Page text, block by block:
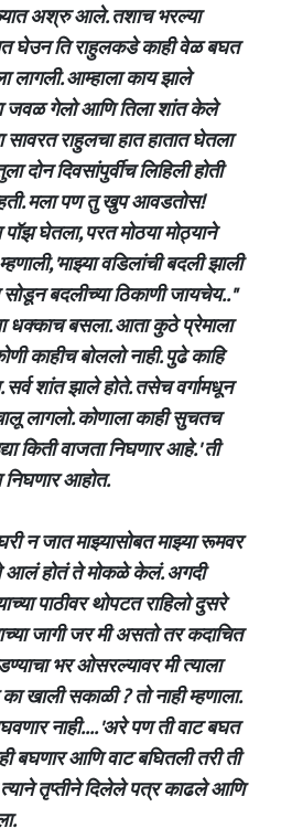
अश्रु आले. तशाच भरल्या
घेउन ति राहुलकडे काही वेळ बघत
लागली. आम्हाला काय झाले
जवळ गेलो आणि तिला शांत केले
राहुलचा हात हातात घेतला
दोन दिवसांपुर्वीच लिहिली होती
मला पण तु खुप आवडतोस!
घेतला, परत मोठया मोठ्याने
'माझ्या वडिलांची बदली झाली
बदलीच्या ठिकाणी जायचेय.."
धक्काच बसला. आता कुठे प्रेमाला
काहीच बोललो नाही. पुढे काहि
सर्व शांत झाले होते. तसेच वर्गामधून
लागलो. कोणाला काही सुचतच
किती वाजता निघणार आहे.' ती
निघणार आहोत.
न जात माझ्यासोबत माझ्या रूमवर
आलं होतं ते मोकळे केलं. अगदी
पाठीवर थोपटत राहिलो दुसरे
जागी जर मी असतो तर कदाचित
भर ओसरल्यावर मी त्याला
खाली सकाळी ? तो नाही म्हणाला.
नाही.... 'अरे पण ती वाट बघत
बघणार आणि वाट बघितली तरी ती
तृप्तीने दिलेले पत्र काढले आणि